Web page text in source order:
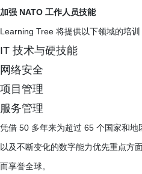
加强 NATO 工作人员技能
Learning Tree 将提供以下领域的培训
IT 技术与硬技能
网络安全
项目管理
服务管理
凭借 50 多年来为超过 65 个国家和
以及不断变化的数字能力优先重点方
而享誉全球。